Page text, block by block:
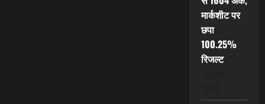
मार्कशीट पर
छपा
100.25%
रिजल्ट